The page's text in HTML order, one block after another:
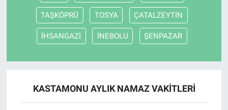
TAŞKÖPRÜ TOSYA ÇATALZEYTİN
İHSANGAZİ İNEBOLU ŞENPAZAR
KASTAMONU AYLIK NAMAZ VAKITLERI